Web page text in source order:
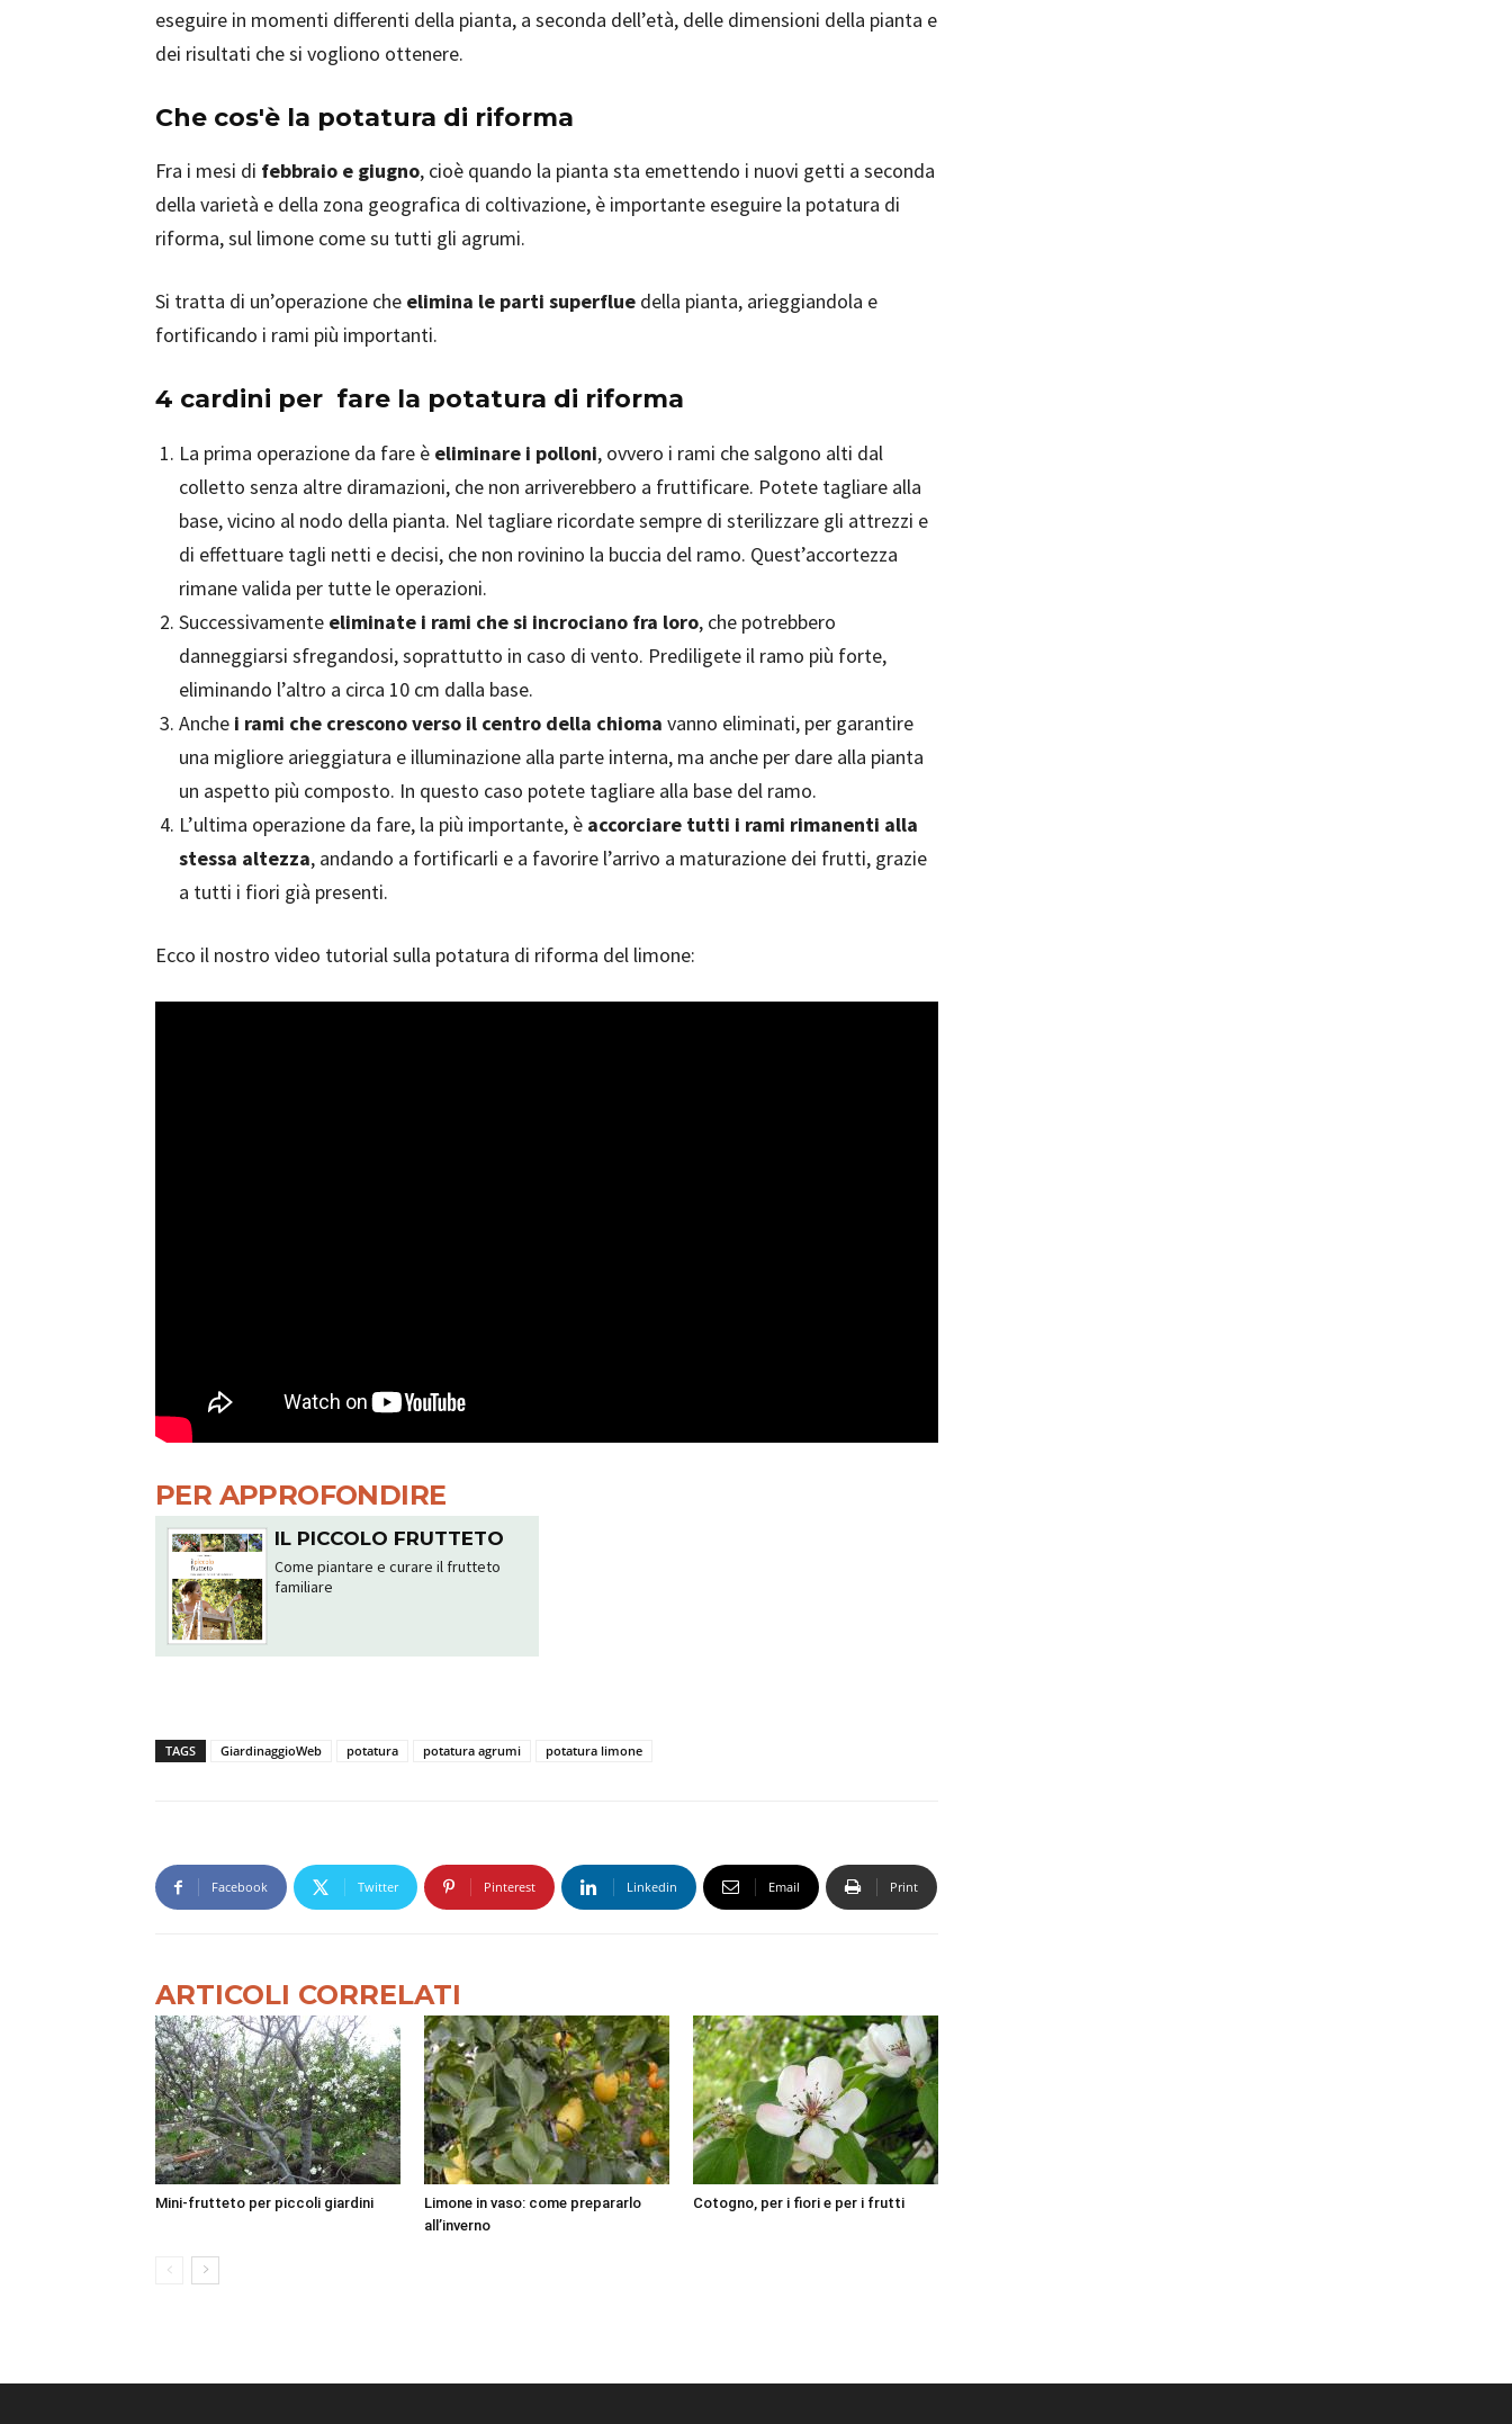
eseguire in momenti differenti della pianta, a seconda dell’età, delle dimensioni della pianta e
dei risultati che si vogliono ottenere.
Che cos'è la potatura di riforma
Fra i mesi di febbraio e giugno, cioè quando la pianta sta emettendo i nuovi getti a seconda
della varietà e della zona geografica di coltivazione, è importante eseguire la potatura di
riforma, sul limone come su tutti gli agrumi.
Si tratta di un’operazione che elimina le parti superflue della pianta, arieggiandola e
fortificando i rami più importanti.
4 cardini per fare la potatura di riforma
La prima operazione da fare è eliminare i polloni, ovvero i rami che salgono alti dal
colletto senza altre diramazioni, che non arriverebbero a fruttificare. Potete tagliare alla
base, vicino al nodo della pianta. Nel tagliare ricordate sempre di sterilizzare gli attrezzi e
di effettuare tagli netti e decisi, che non rovinino la buccia del ramo. Quest’accortezza
rimane valida per tutte le operazioni.
Successivamente eliminate i rami che si incrociano fra loro, che potrebbero
danneggiarsi sfregandosi, soprattutto in caso di vento. Prediligete il ramo più forte,
eliminando l’altro a circa 10 cm dalla base.
Anche i rami che crescono verso il centro della chioma vanno eliminati, per garantire
una migliore arieggiatura e illuminazione alla parte interna, ma anche per dare alla pianta
un aspetto più composto. In questo caso potete tagliare alla base del ramo.
L’ultima operazione da fare, la più importante, è accorciare tutti i rami rimanenti alla
stessa altezza, andando a fortificarli e a favorire l’arrivo a maturazione dei frutti, grazie
a tutti i fiori già presenti.
Ecco il nostro video tutorial sulla potatura di riforma del limone:
PER APPROFONDIRE
IL PICCOLO FRUTTETO
Come piantare e curare il frutteto
familiare
TAGS GiardinaggioWeb potatura potatura agrumi potatura limone
Facebook Twitter Pinterest Linkedin Email Print
ARTICOLI CORRELATI
Mini-frutteto per piccoli giardini
Limone in vaso: come prepararlo
all’inverno
Cotogno, per i fiori e per i frutti